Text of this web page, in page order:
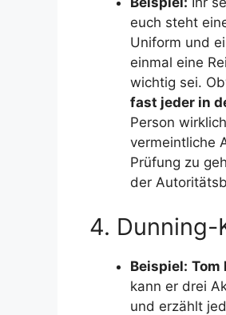
euch steht
Uniform und
einmal eine
wichtig sei.
fast jeder in
Person
vermeintliche
Prüfung zu
der
4.
Beispiel: Tom
kann er drei
und erzählt